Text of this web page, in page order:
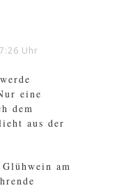
Uhr
eine
dem
aus der
am